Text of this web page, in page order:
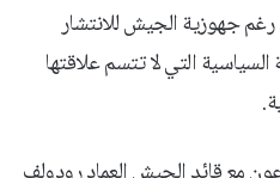
جهوزية الجيش للانتشار
التي لا تتسم علاقتها